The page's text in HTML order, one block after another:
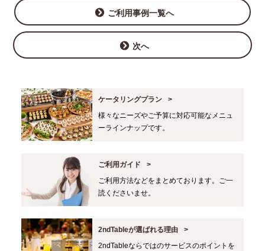
ご利用事例一覧へ
次へ
ケータリングプラン
様々なニーズやご予算に対応可能なメニュ
ーラインナップです。
ご利用ガイド
ご利用方法などをまとめております。ご一
読くださいませ。
2ndTableが選ばれる理由
2ndTableならではのサービスのポイントを